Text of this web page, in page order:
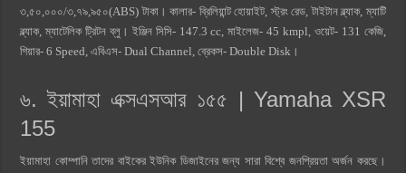
৩,৫০,০০০/৩,৭৯,৯৫০(ABS) টাকা। কালার- ব্রিলিয়ান্ট হোয়াইট, স্ট্রং রেড, টাইটান ব্ল্যাক, ম্যাটি
ব্ল্যাক, ম্যাটেলিক ট্রিটন ব্লু। ইঞ্জিন সিসি- 147.3 cc, মাইলেজ- 45 kmpl, ওয়েট- 131 কেজি,
গিয়ার- 6 Speed, এবিএস- Dual Channel, ব্রেকস- Double Disk।
৬. ইয়ামাহা এক্সএসআর ১৫৫ | Yamaha XSR
155
ইয়ামাহা কোম্পানি তাদের বাইকের ইউনিক ডিজাইনের জন্য সারা বিশ্বে জনপ্রিয়তা অর্জন করছে।